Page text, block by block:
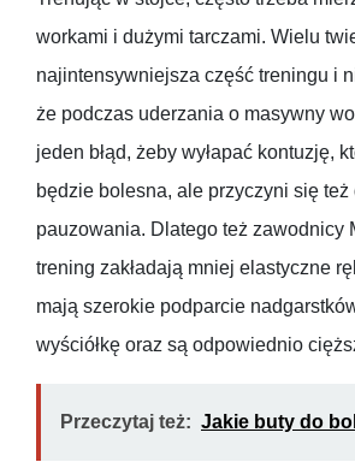
workami i dużymi tarczami. Wielu
najintensywniejsza część treningu i
że podczas uderzania o masywny
jeden błąd, żeby wyłapać kontuzję,
będzie bolesna, ale przyczyni się też
pauzowania. Dlatego też zawodnicy
trening zakładają mniej elastyczne
mają szerokie podparcie
wyściółkę oraz są odpowiednio
Przeczytaj też: Jakie buty do